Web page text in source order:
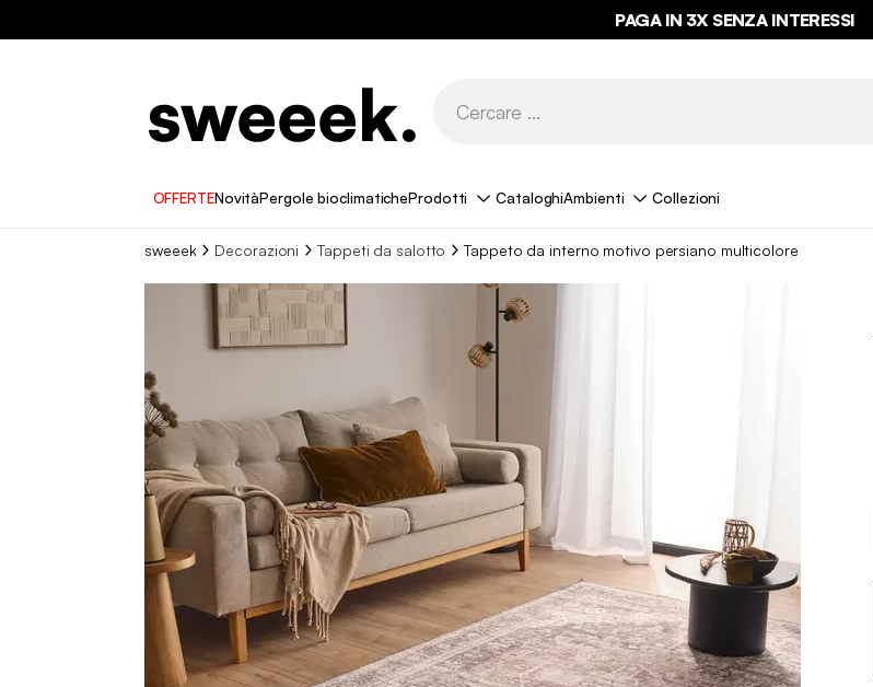
PAGA IN 3X SENZA INTERESSI
OFFERTENovitàPergole bioclimaticheProdotti CataloghiAmbienti Collezioni
sweeek Decorazioni Tappeti da salotto Tappeto da interno motivo persiano multicolore